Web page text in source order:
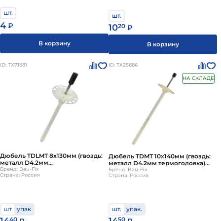
шт.
4 ₽
В корзину
шт.
1020 ₽
В корзину
ID: ТХ71881
Дюбель TDLMT 8х130мм (гвоздь:
металл D4.2мм
увелич.термоголовка) 500шт/уп
Бау-Фикс
Бренд: Bau-Fix
Страна: Россия
шт упак
40
ID: ТХ25686
НА СКЛАДЕ
Дюбель TDMT 10х140мм (гвоздь:
металл D4.2мм термоголовка)
500шт/уп Бау-Фикс
Бренд: Bau-Fix
Страна: Россия
шт. упак.
50